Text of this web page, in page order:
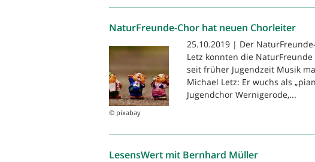
NaturFreunde-Chor hat neuen Chorleiter
© pixabay
25.10.2019 | Der
Letz konnten die
seit früher Jugendzeit Musik
Michael Letz: Er wuchs als
Jugendchor Wernigerode,...
LesensWert mit Bernhard Müller